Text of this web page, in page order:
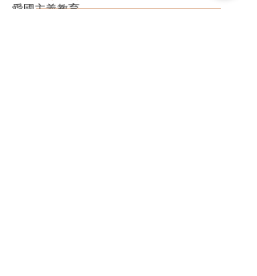
愛國主義教育